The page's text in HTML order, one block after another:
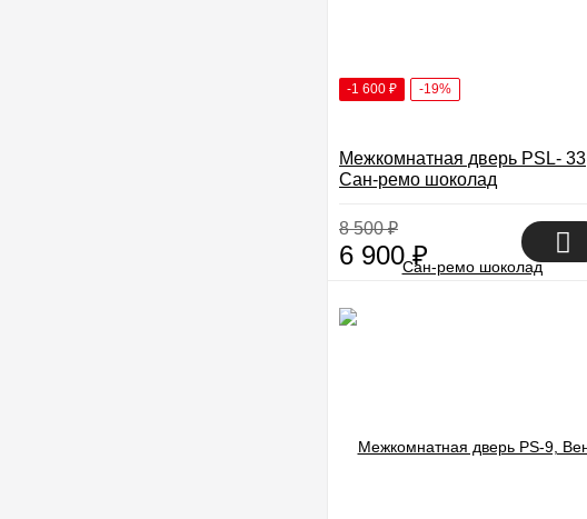
-1 600 ₽ -19%
Межкомнатная дверь PSL- 33
Сан-ремо шоколад
8 500₽
6 900₽